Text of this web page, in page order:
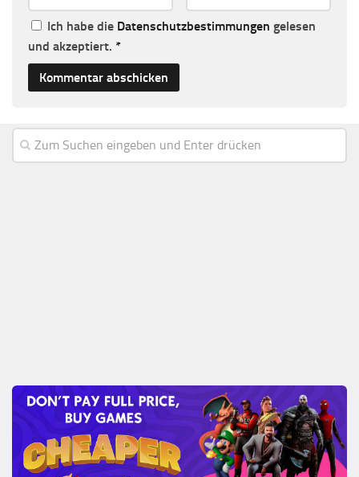
Ich habe die Datenschutzbestimmungen gelesen
und akzeptiert. *